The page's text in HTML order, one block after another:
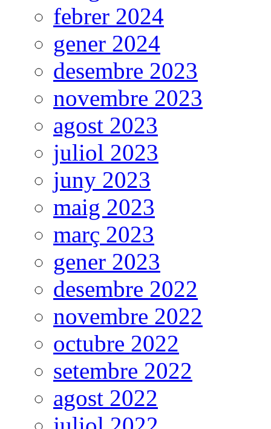
febrer 2024
gener 2024
desembre 2023
novembre 2023
agost 2023
juliol 2023
juny 2023
maig 2023
març 2023
gener 2023
desembre 2022
novembre 2022
octubre 2022
setembre 2022
agost 2022